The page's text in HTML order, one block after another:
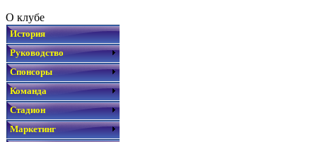
О клубе
История
Руководство
Спонсоры
Команда
Стадион
Маркетинг